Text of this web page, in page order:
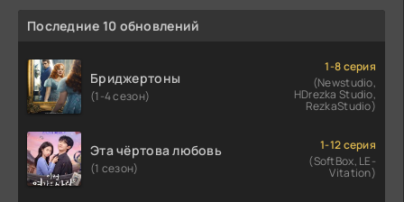
Последние 10 обновлений
Бриджертоны
(1-4 сезон)
1-8 серия
(Newstudio,
HDrezka Studio,
RezkaStudio)
Эта чёртова любовь
(1 сезон)
1-12 серия
(SoftBox, LE-
Vitation)